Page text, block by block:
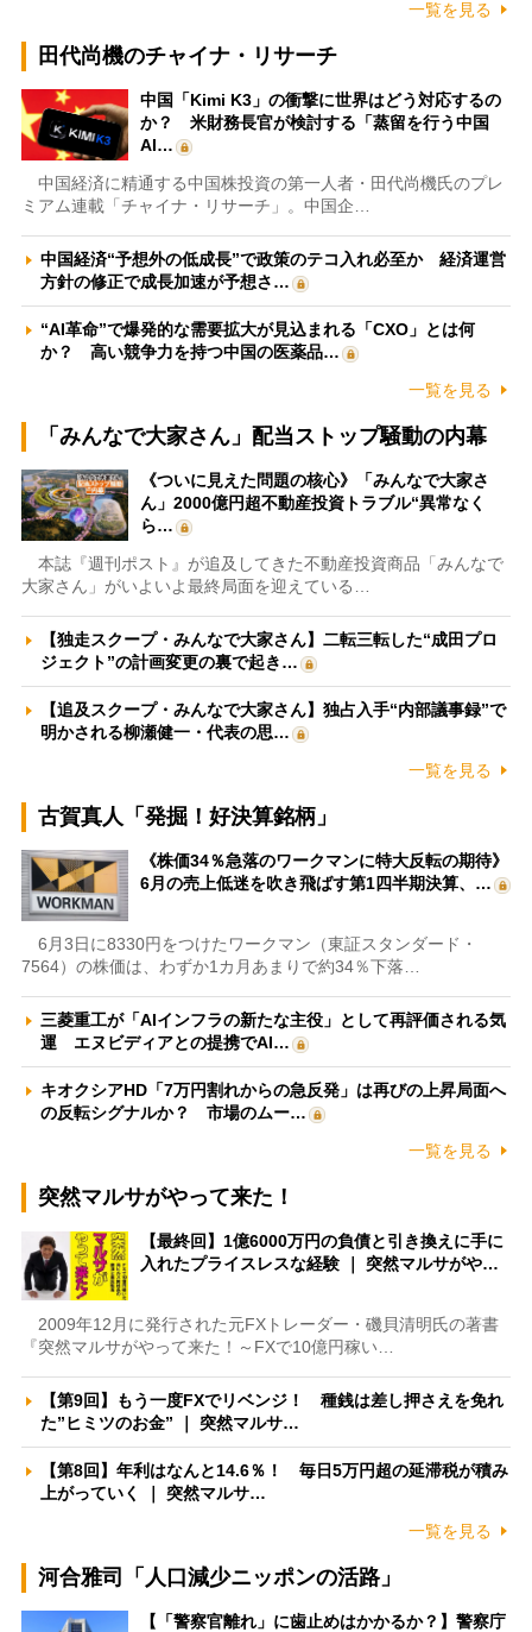
一覧を見る
田代尚機のチャイナ・リサーチ
中国「Kimi K3」の衝撃に世界はどう対応するの
か？ 米財務長官が検討する「蒸留を行う中国
AI…
中国経済に精通する中国株投資の第一人者・田代尚機氏のプレ
ミアム連載「チャイナ・リサーチ」。中国企…
中国経済“予想外の低成長”で政策のテコ入れ必至か 経済運営
方針の修正で成長加速が予想さ…
“AI革命”で爆発的な需要拡大が見込まれる「CXO」とは何
か？ 高い競争力を持つ中国の医薬品…
一覧を見る
「みんなで大家さん」配当ストップ騒動の内幕
《ついに見えた問題の核心》「みんなで大家さ
ん」2000億円超不動産投資トラブル“異常なく
ら…
本誌『週刊ポスト』が追及してきた不動産投資商品「みんなで
大家さん」がいよいよ最終局面を迎えている…
【独走スクープ・みんなで大家さん】二転三転した“成田プロ
ジェクト”の計画変更の裏で起き…
【追及スクープ・みんなで大家さん】独占入手“内部議事録”で
明かされる柳瀬健一・代表の思…
一覧を見る
古賀真人「発掘！好決算銘柄」
《株価34％急落のワークマンに特大反転の期待》
6月の売上低迷を吹き飛ばす第1四半期決算、…
6月3日に8330円をつけたワークマン（東証スタンダード・
7564）の株価は、わずか1カ月あまりで約34％下落…
三菱重工が「AIインフラの新たな主役」として再評価される気
運 エヌビディアとの提携でAI…
キオクシアHD「7万円割れからの急反発」は再びの上昇局面へ
の反転シグナルか？ 市場のムー…
一覧を見る
突然マルサがやって来た！
【最終回】1億6000万円の負債と引き換えに手に
入れたプライスレスな経験 ｜ 突然マルサがや…
2009年12月に発行された元FXトレーダー・磯貝清明氏の著書
『突然マルサがやって来た！～FXで10億円稼い…
【第9回】もう一度FXでリベンジ！ 種銭は差し押さえを免れ
た”ヒミツのお金” ｜ 突然マルサ…
【第8回】年利はなんと14.6％！ 毎日5万円超の延滞税が積み
上がっていく ｜ 突然マルサ…
一覧を見る
河合雅司「人口減少ニッポンの活路」
【「警察官離れ」に歯止めはかかるか？】警察庁